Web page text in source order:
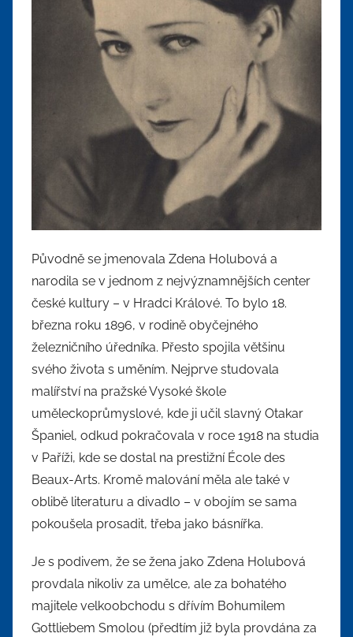
Původně se jmenovala Zdena Holubová a
narodila se v jednom z nejvýznamnějších center
české kultury – v Hradci Králové. To bylo 18.
března roku 1896, v rodině obyčejného
železničního úředníka. Přesto spojila většinu
svého života s uměním. Nejprve studovala
malířství na pražské Vysoké škole
uměleckoprůmyslové, kde ji učil slavný Otakar
Španiel, odkud pokračovala v roce 1918 na studia
v Paříži, kde se dostal na prestižní École des
Beaux-Arts. Kromě malování měla ale také v
oblibě literaturu a divadlo – v obojím se sama
pokoušela prosadit, třeba jako básnířka.
Je s podivem, že se žena jako Zdena Holubová
provdala nikoliv za umělce, ale za bohatého
majitele velkoobchodu s dřívím Bohumilem
Gottliebem Smolou (předtím již byla provdána za